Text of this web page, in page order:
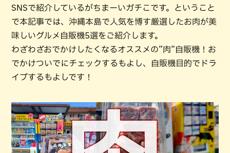
SNSで紹介しているがちまーいガチこです。ということ
で本記事では、沖縄本島で人気を博す厳選したお肉が美
味しいグルメ自販機5選をご紹介します。
わざわざおでかけしたくなるオススメの”肉”自販機！お
でかけついでにチェックするもよし、自販機目的でドラ
イブするもよしです！